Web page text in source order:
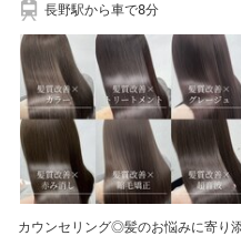
長野駅から車で8分
カウンセリング◎髪のお悩みに寄り